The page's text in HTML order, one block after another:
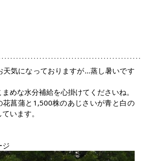
天気になっておりますが…蒸し暑いです
めな水分補給を心掛けてくださいね。
菖蒲と1,500株のあじさいが青と白の
います。
ジ